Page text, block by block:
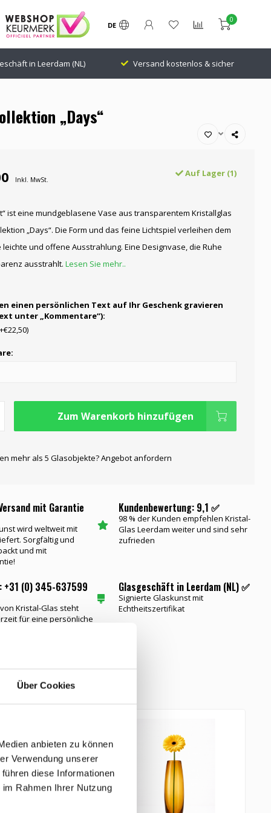
Über Cookies
anbieten zu können
Verwendung unserer
diese Informationen
Rahmen Ihrer Nutzung
DE
0
in Leerdam (NL) Versand kostenlos & sicher
„Days“
Inkl. MwSt.
Auf Lager (1)
ist eine mundgeblasene Vase aus transparentem Kristallglas
„Days“. Die Form und das feine Lichtspiel verleihen dem
leichte und offene Ausstrahlung. Eine Designvase, die Ruhe
ausstrahlt. Lesen Sie mehr..
einen persönlichen Text auf Ihr Geschenk gravieren
unter „Kommentare“):
Zum Warenkorb hinzufügen
mehr als 5 Glasobjekte? Angebot anfordern
mit Garantie
wird weltweit mit
Sorgfältig und
und mit
Kundenbewertung: 9,1 ✅
98 % der Kunden empfehlen Kristal-
Glas Leerdam weiter und sind sehr
zufrieden
+31 (0) 345-637599
Kristal-Glas steht
für eine persönliche
Glasgeschäft in Leerdam (NL) ✅
Signierte Glaskunst mit
Echtheitszertifikat